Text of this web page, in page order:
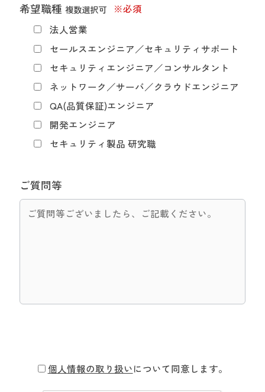
希望職種複数選択可
法人営業
セールスエンジニア／セキュリティサポート
セキュリティエンジニア／コンサルタント
ネットワーク／サーバ／クラウドエンジニア
QA(品質保証)エンジニア
開発エンジニア
セキュリティ製品 研究職
ご質問等
個人情報の取り扱いについて同意します。